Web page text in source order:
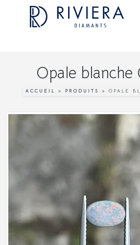
Opale blanche
ACCUEIL » PRODUITS » OPALE